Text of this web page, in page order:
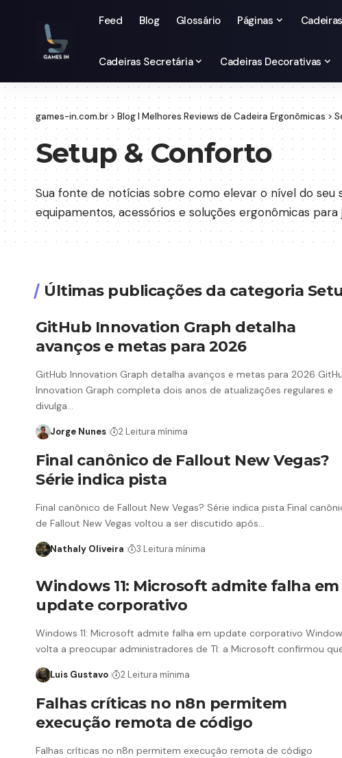
Feed Blog Glossário Páginas
Cadeiras Secretária Cadeiras Decorativas
games-in.com.br > Blog I Melhores Reviews de Cadeira Ergonômicas >
Setup & Conforto
Sua fonte de notícias sobre como elevar o nível do
equipamentos, acessórios e soluções ergonômicas
Últimas publicações da categoria
GitHub Innovation Graph detalha
avanços e metas para 2026
GitHub Innovation Graph detalha avanços e metas para 2026
Innovation Graph completa dois anos de atualizações regulares e
divulga…
Jorge Nunes 2 Leitura mínima
Final canônico de Fallout New Vegas?
Série indica pista
Final canônico de Fallout New Vegas? Série indica pista Final
de Fallout New Vegas voltou a ser discutido após…
Nathaly Oliveira 3 Leitura mínima
Windows 11: Microsoft admite falha em
update corporativo
Windows 11: Microsoft admite falha em update corporativo
volta a preocupar administradores de TI: a Microsoft confirmou
Luis Gustavo 2 Leitura mínima
Falhas críticas no n8n permitem
execução remota de código
Falhas críticas no n8n permitem execução remota de código